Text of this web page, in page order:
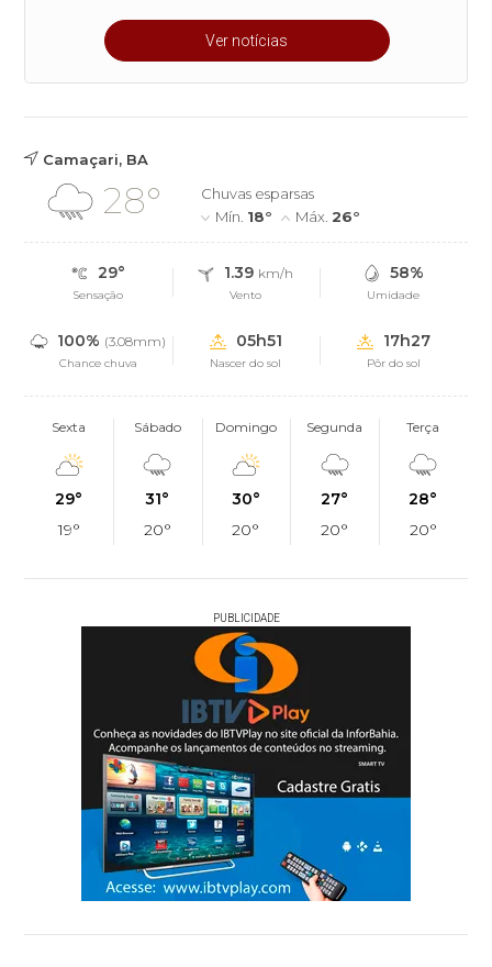
Ver notícias
Camaçari, BA
28°
Chuvas esparsas
Mín. 18° Máx.26°
29°
Sensação
1.39 km/h
Vento
58%
Umidade
100% (3.08mm)
Chance chuva
05h51
Nascer do sol
17h27
Pôr do sol
Sexta
29°
19°
Sábado
31°
20°
Domingo
30°
20°
Segunda
27°
20°
Terça
28°
20°
PUBLICIDADE